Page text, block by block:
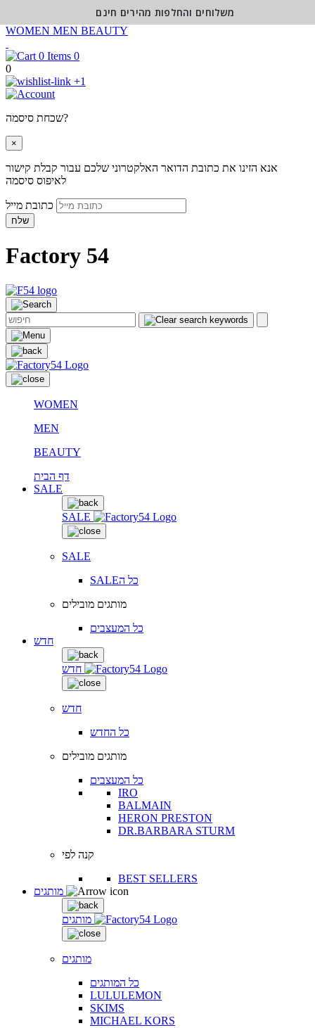
WOMEN MEN BEAUTY
0
0
+1
שכחת סיסמה?
×
אנא הזינו את כתובת הדואר האלקטרוני שלכם עבור קבלת קישור
לאיפוס סיסמה
שלח
Factory 54
WOMEN
MEN
BEAUTY
דף הבית
SALE
SALE
SALE
SALEכל ה
מותגים מובילים
כל המעצבים
חדש
חדש
חדש
כל החדש
מותגים מובילים
כל המעצבים
IRO
BALMAIN
HERON PRESTON
DR.BARBARA STURM
קנה לפי
BEST SELLERS
מותגים
מותגים
כל המותגים
LULULEMON
SKIMS
MICHAEL KORS
משלוחים והחלפות מהירים חינם